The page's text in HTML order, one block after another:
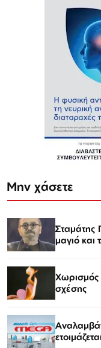
Μην χάσετε
Σταμάτης
μαγιό και
Χωρισμός
σχέσης